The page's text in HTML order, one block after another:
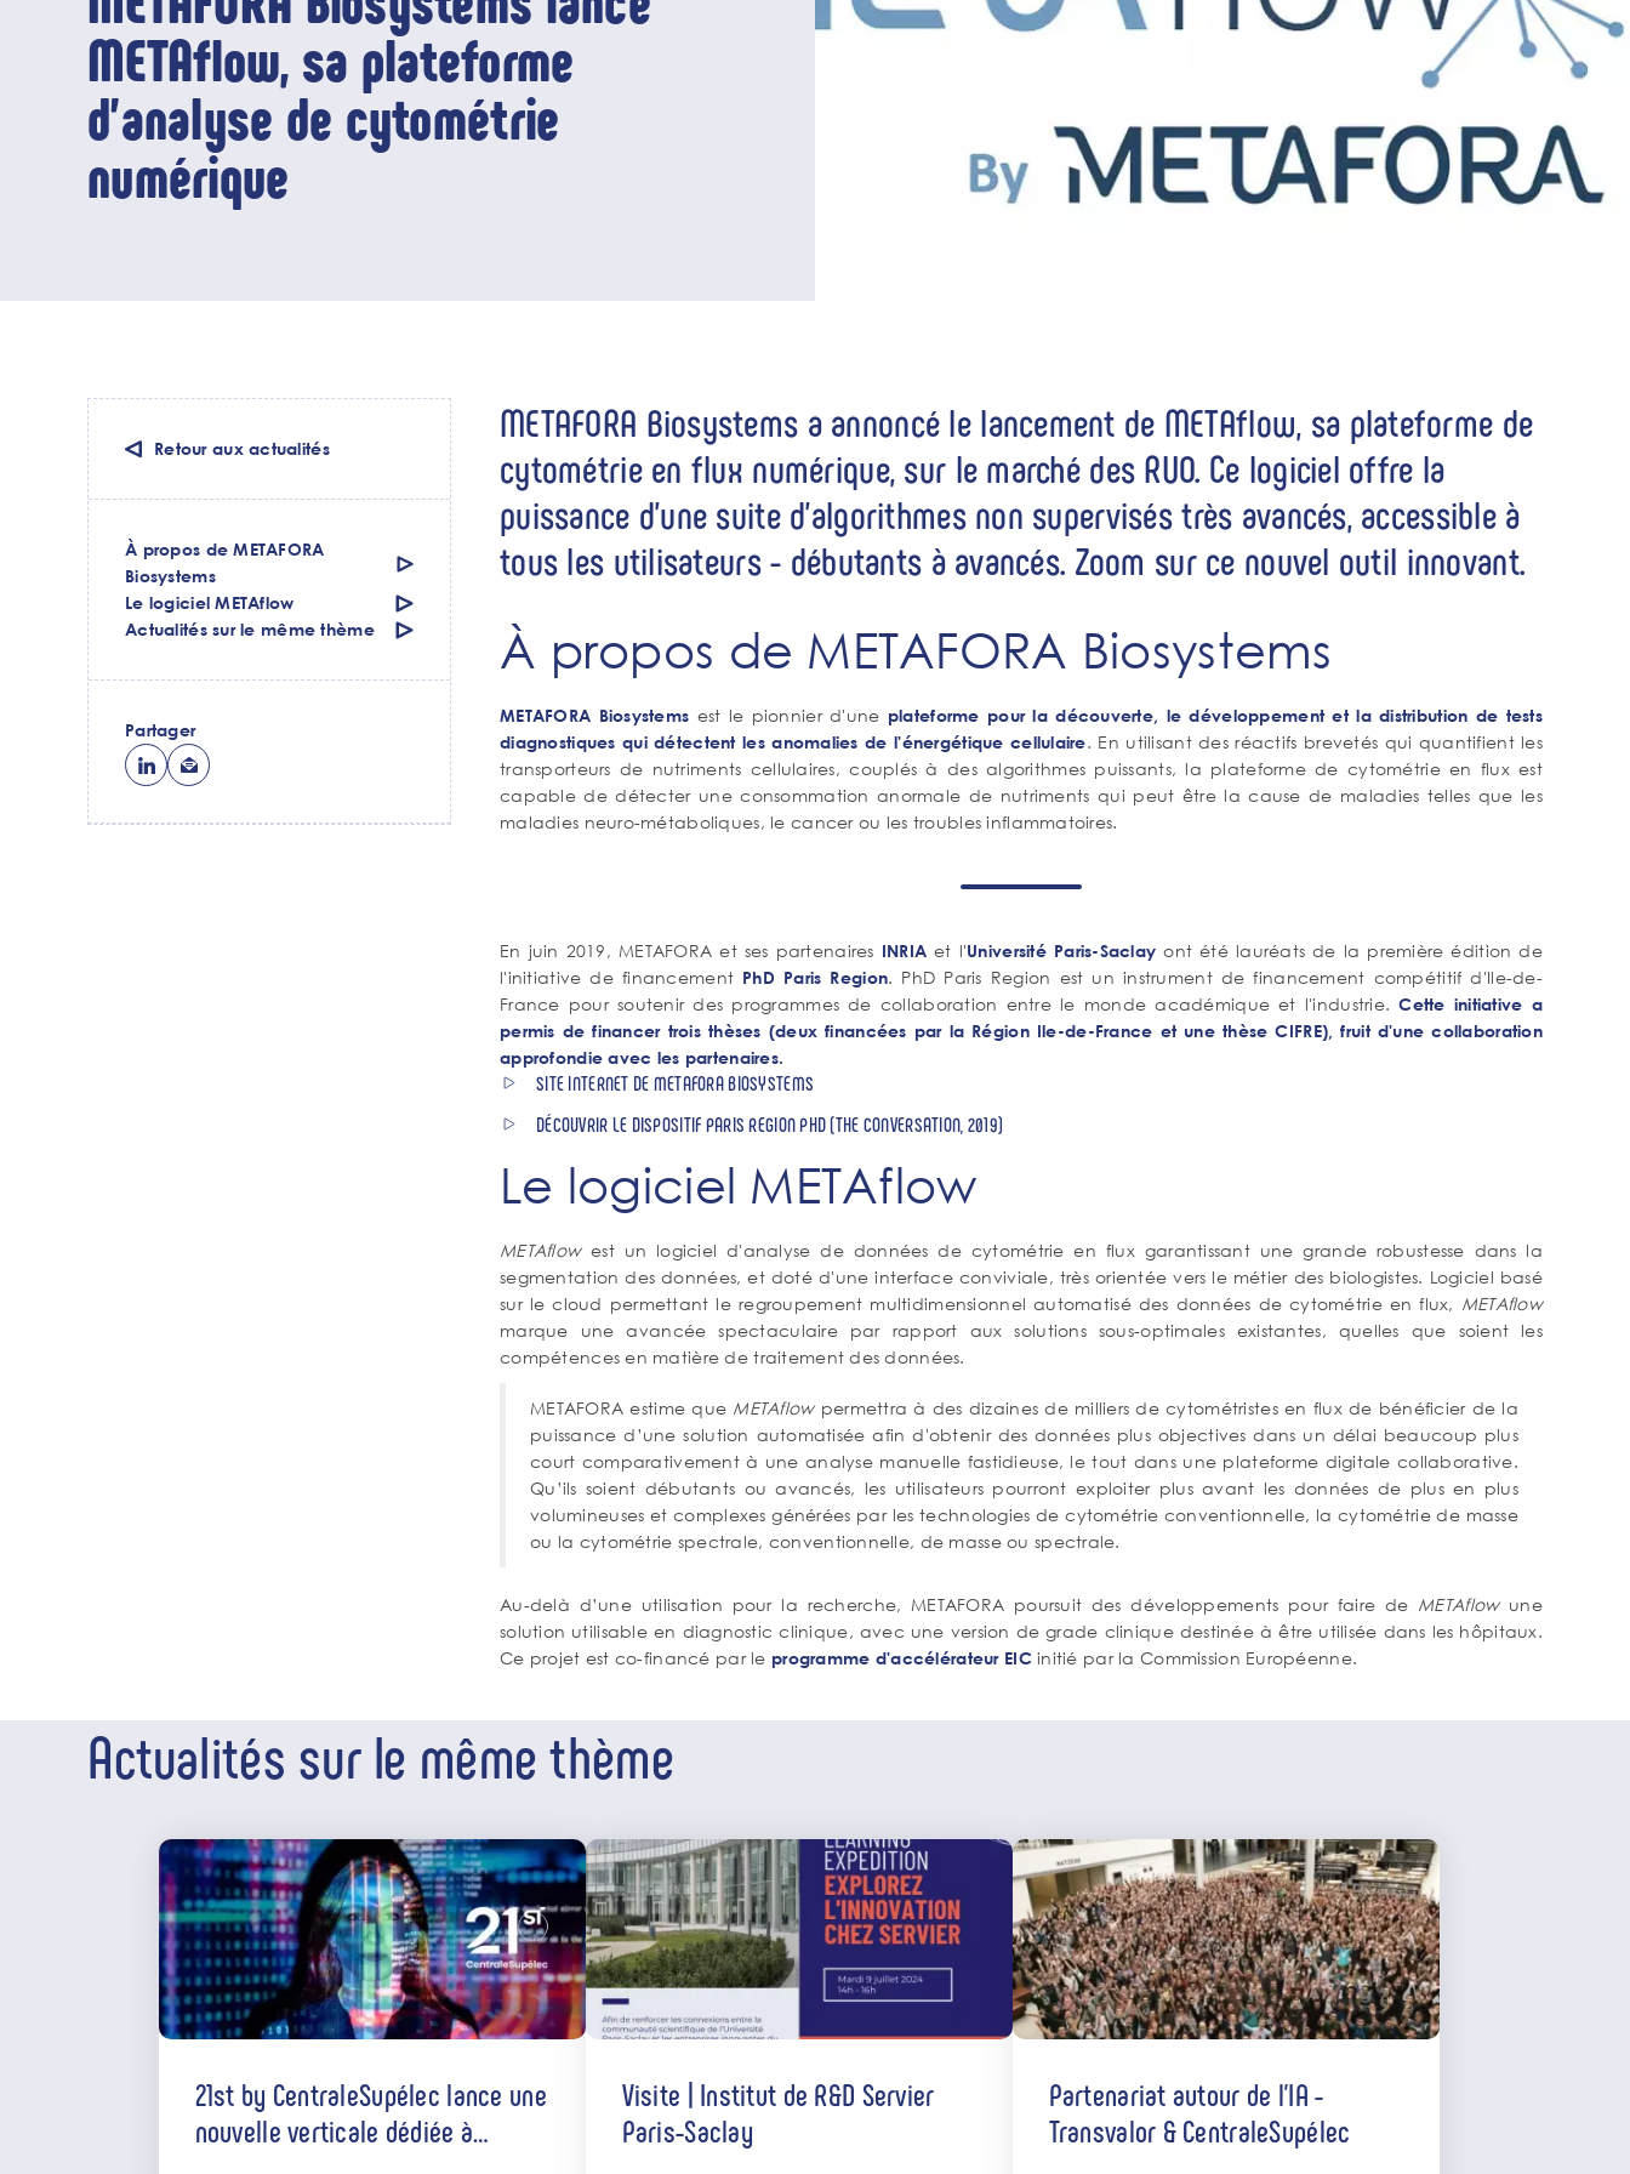
METAflow, sa plateforme
d'analyse de cytométrie
numérique
Retour aux actualités
À propos de METAFORA
Biosystems
Le logiciel METAflow
Actualités sur le même thème
Partager
METAFORA Biosystems a annoncé le lancement de METAflow, sa plateforme de
cytométrie en flux numérique, sur le marché des RUO. Ce logiciel offre la
puissance d'une suite d'algorithmes non supervisés très avancés, accessible à
tous les utilisateurs - débutants à avancés. Zoom sur ce nouvel outil innovant.
À propos de METAFORA Biosystems
METAFORA Biosystems est le pionnier d'une plateforme pour la découverte, le développement et la distribution de tests
diagnostiques qui détectent les anomalies de l'énergétique cellulaire. En utilisant des réactifs brevetés qui quantifient les
transporteurs de nutriments cellulaires, couplés à des algorithmes puissants, la plateforme de cytométrie en flux est
capable de détecter une consommation anormale de nutriments qui peut être la cause de maladies telles que les
maladies neuro-métaboliques, le cancer ou les troubles inflammatoires.
En juin 2019, METAFORA et ses partenaires INRIA et l'Université Paris-Saclay ont été lauréats de la première édition de
l'initiative de financement PhD Paris Region. PhD Paris Region est un instrument de financement compétitif d'Ile-de-
France pour soutenir des programmes de collaboration entre le monde académique et l'industrie.Cette initiative a
permis de financer trois thèses (deux financées par la Région Ile-de-France et une thèse CIFRE), fruit d'une collaboration
approfondie avec les partenaires.
SITE INTERNET DE METAFORA BIOSYSTEMS
DÉCOUVRIR LE DISPOSITIF PARIS REGION PHD (THE CONVERSATION, 2019)
Le logiciel METAflow
METAflowest un logiciel d'analyse de données de cytométrie en flux garantissant une grande robustesse dans la
segmentation des données, et doté d'une interface conviviale, très orientée vers le métier des biologistes. Logiciel basé
sur le cloud permettant le regroupement multidimensionnel automatisé des données de cytométrie en flux, METAflow
marque une avancée spectaculaire par rapport aux solutions sous-optimales existantes, quelles que soient les
compétences en matière de traitement des données.
METAFORA estime que METAflowpermettra à des dizaines de milliers de cytométristes en flux de bénéficier de la
puissance d’une solution automatisée afin d'obtenir des données plus objectives dans un délai beaucoup plus
court comparativement à une analyse manuelle fastidieuse, le tout dans une plateforme digitale collaborative.
Qu’ils soient débutants ou avancés, les utilisateurs pourront exploiter plus avant les données de plus en plus
volumineuses et complexes générées par les technologies de cytométrie conventionnelle, la cytométrie de masse
ou la cytométrie spectrale, conventionnelle, de masse ou spectrale.
Au-delà d’une utilisation pour la recherche, METAFORA poursuit des développements pour faire de METAflowune
solution utilisable en diagnostic clinique, avec une version de grade clinique destinée à être utilisée dans les hôpitaux.
Ce projet est co-financé par le programme d'accélérateur EIC initié par la Commission Européenne.
Actualités sur le même thème
21st by CentraleSupélec lance une
nouvelle verticale dédiée à
Visite | Institut de R&D Servier
Paris-Saclay
Partenariat autour de l'IA -
Transvalor & CentraleSupélec